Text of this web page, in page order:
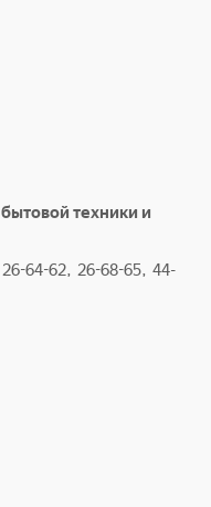
техники и
64-62, 26-68-65, 44-